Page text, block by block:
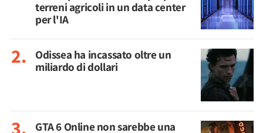
terreni agricoli in un data center
per l'IA
Odissea ha incassato oltre un
miliardo di dollari
GTA 6 Online non sarebbe una